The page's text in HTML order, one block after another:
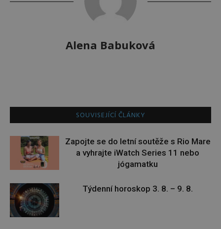
Alena Babuková
SOUVISEJÍCÍ ČLÁNKY
Zapojte se do letní soutěže s Rio Mare
a vyhrajte iWatch Series 11 nebo
jógamatku
Týdenní horoskop 3. 8. – 9. 8.